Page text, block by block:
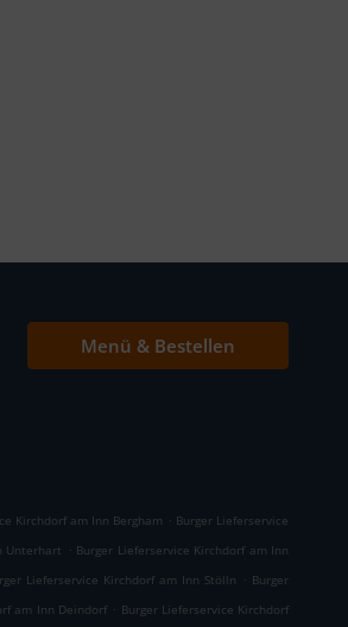
Menü & Bestellen
Kirchdorf am Inn Bergham . Burger Lieferservice
Unterhart . Burger Lieferservice Kirchdorf am Inn
Lieferservice Kirchdorf am Inn Stölln . Burger
am Inn Deindorf . Burger Lieferservice Kirchdorf